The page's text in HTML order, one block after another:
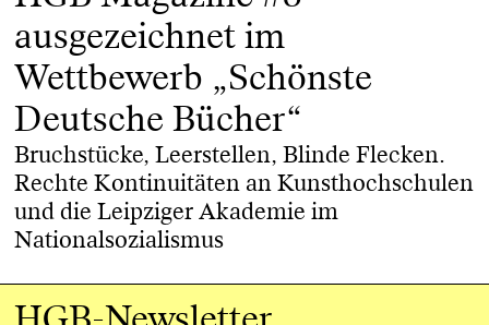
ausgezeichnet im
Wettbewerb „Schönste
Deutsche Bücher“
Bruchstücke, Leerstellen, Blinde Flecken.
Rechte Kontinuitäten an Kunsthochschulen
und die Leipziger Akademie im
Nationalsozialismus